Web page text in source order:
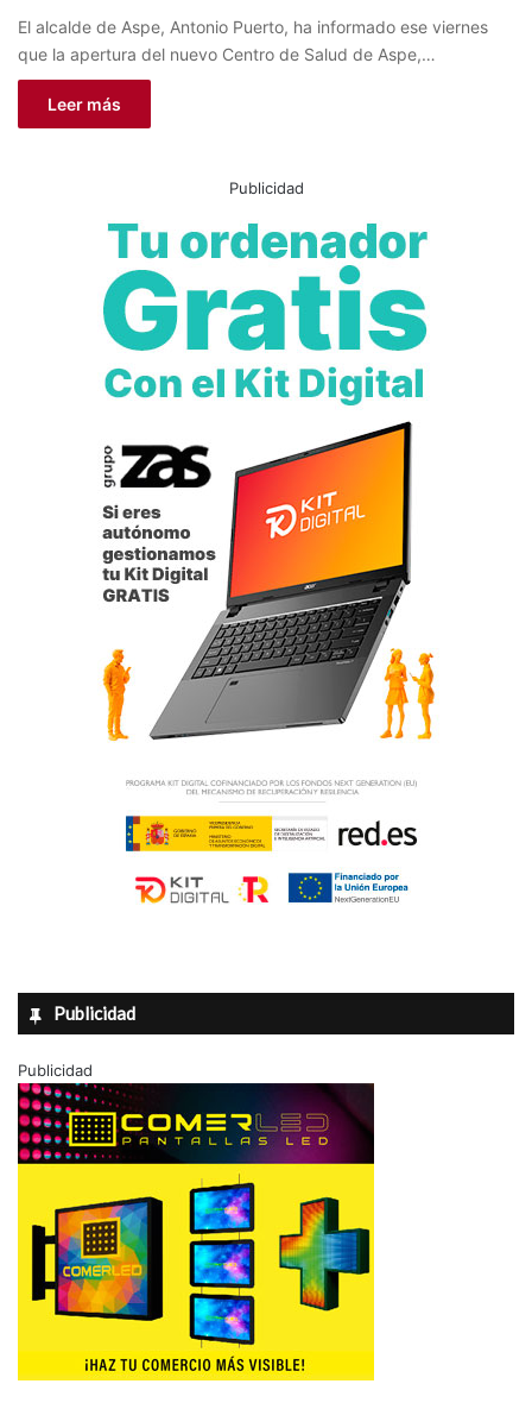
El alcalde de Aspe, Antonio Puerto, ha informado ese viernes
que la apertura del nuevo Centro de Salud de Aspe,…
Leer más
Publicidad
Publicidad
Publicidad